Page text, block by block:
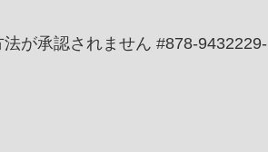
が承認されません #878-9432229-